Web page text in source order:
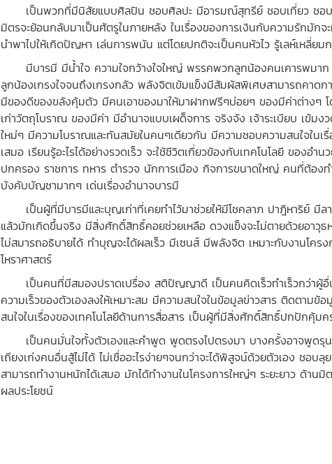
เป็นพวกที่มีนิสัยแบบศิลปิน ชอบศิลปะ มีอารมณ์สุทรีย์ ชอบเที่ยว ชอบเข้
มิตรจะย้อนกลับมาเป็นศัตรูในภายหลัง ในเรื่องของการเงินกับความรักมั
นำพาไปให้เกิดปัญหา เล่นการพนัน แต่โดยปกติจะเป็นคนหัวไว รู้เลห์เหลี่ยม
มีบารมี มีน้ำใจ ความใจกว้างใจใหญ่ พรรคพวกลูกน้องคนเคารพมาก
ลูกน้องเกรงใจจนถึงเกรงกลัว พลังจิตเข้มแข็งมีสัมผัสพิเศษสามารถคาด
มีของดีของขลังคุ้มตัว มีคนเอาของมาให้มาฝากฟรีๆบ่อยๆ ของมีค่าต่างๆ
เก่าวัตถุโบราณ ของมีค่า มีอำนาจแบบเผด็จการ จริงจัง เจ้าระเบียบ เข้ม
ใหม่ๆ มีความโบราณและทันสมัยในคนๆเดียวกัน มีความชอบความสนใจใน
เสมอ เรียนรู้อะไรได้อย่างรวดเร็ว จะใช้ชีวิตเกี่ยวข้องกับเทคโนโลยี ของอำ
ปกครอง ราชการ ทหาร ตำรวจ นักการเมือง กิจการขนาดใหญ่ คนที่ต้อง
บังคับบัญชามากๆ เด่นเรื่องอำนาจบารมี
เป็นผู้ที่มีบารมีและบุญเก่าที่เคยทำไว้มาช่วยให้มีโชคลาภ ปาฎิหาริย์ มี
แล้วมักเกิดขึ้นจริง มีสิ่งศักดิ์สิทธิ์คอยช่วยเหลือ ดวงแข็งจะไม่ตายด้วยอาวุธ
ไม่สมารถอธิบายได้ ทำบุญจะได้ผลเร็ว มีเซนส์ มีพลังจิต เหมาะกับงานโค
โหราศาสตร์
เป็นคนที่มีสมองปราดเปรื่อง สติปัญญาดี เป็นคนคิดเร็วทำเร็วกว่าผู้
ความเร็วของตัวเองลงให้เหมาะสม มีความสนใจในข้อมูลข่าวสาร ติดตาม
สนใจในเรื่องของเทคโนโลยีด้านการสื่อสาร เป็นผู้ที่มีสิ่งศักดิ์สิทธิ์ปกปักคุ้ม
เป็นคนมั่นใจทั้งตัวเองและคำพูด พูดตรงไปตรงมา บางครั้งอาจพูดรุ
เถียงเก่งคนอื่นสู้ไม่ได้ ไม่เชื่ออะไรง่ายๆจนกว่าจะได้พิสูจน์ด้วยตัวเอง ชอ
สามารถทำงานหนักได้เสมอ มักได้ทำงานในโครงการใหญ่ๆ ระยะยาว ด้า
ผลประโยชน์